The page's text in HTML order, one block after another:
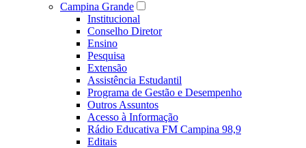
Campina Grande
Institucional
Conselho Diretor
Ensino
Pesquisa
Extensão
Assistência Estudantil
Programa de Gestão e Desempenho
Outros Assuntos
Acesso à Informação
Rádio Educativa FM Campina 98,9
Editais